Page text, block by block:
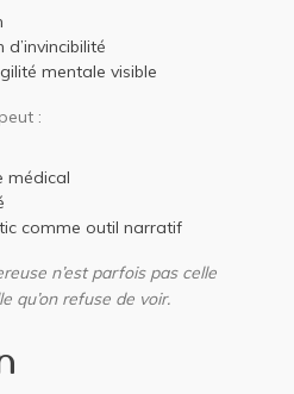
d’invincibilité
mentale visible
:
médical
comme outil narratif
n’est parfois pas celle
qu’on refuse de voir.